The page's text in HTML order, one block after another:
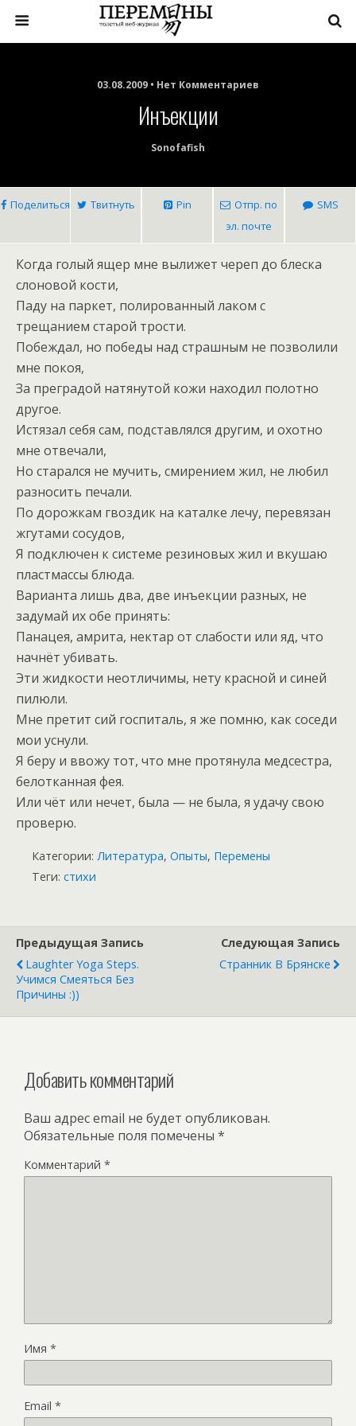
03.08.2009 • Нет Комментариев
Инъекции
Sonofafish
Поделиться Твитнуть Pin
Отпр. по
эл. почте
SMS
Когда голый ящер мне вылижет череп до блеска
слоновой кости,
Паду на паркет, полированный лаком с
трещанием старой трости.
Побеждал, но победы над страшным не позволили
мне покоя,
За преградой натянутой кожи находил полотно
другое.
Истязал себя сам, подставлялся другим, и охотно
мне отвечали,
Но старался не мучить, смирением жил, не любил
разносить печали.
По дорожкам гвоздик на каталке лечу, перевязан
жгутами сосудов,
Я подключен к системе резиновых жил и вкушаю
пластмассы блюда.
Варианта лишь два, две инъекции разных, не
задумай их обе принять:
Панацея, амрита, нектар от слабости или яд, что
начнёт убивать.
Эти жидкости неотличимы, нету красной и синей
пилюли.
Мне претит сий госпиталь, я же помню, как соседи
мои уснули.
Я беру и ввожу тот, что мне протянула медсестра,
белотканная фея.
Или чёт или нечет, была — не была, я удачу свою
проверю.
Категории: Литература, Опыты, Перемены
Теги: стихи
Предыдущая Запись
Laughter Yoga Steps.
Учимся Смеяться Без
Причины :))
Следующая Запись
Странник В Брянске
Добавить комментарий
Ваш адрес email не будет опубликован.
Обязательные поля помечены *
Комментарий *
Имя *
Email *